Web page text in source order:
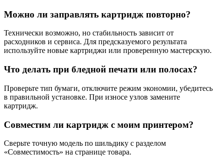
Можно ли заправлять картридж повторно?
Технически возможно, но стабильность зависит от
расходников и сервиса. Для предсказуемого результата
используйте новые картриджи или проверенную мастерскую.
Что делать при бледной печати или полосах?
Проверьте тип бумаги, отключите режим экономии, убедитесь
в правильной установке. При износе узлов замените
картридж.
Совместим ли картридж с моим принтером?
Сверьте точную модель по шильдику с разделом
«Совместимость» на странице товара.